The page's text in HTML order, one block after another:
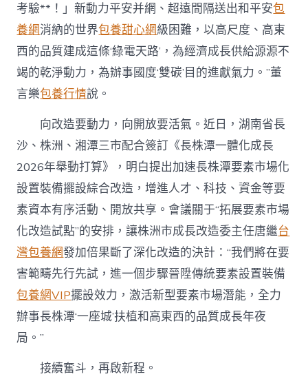
考驗**！」新動力平安并網、超遠間隔送出和平安包
養網消納的世界包養甜心網級困難，以高尺度、高東
西的品質建成這條‘綠電天路’，為經濟成長供給源源不
竭的乾淨動力，為辦事國度‘雙碳’目的進獻氣力。”董
言樂包養行情說。
向改造要動力，向開放要活氣。近日，湖南省長
沙、株洲、湘潭三市配合簽訂《長株潭一體化成長
2026年舉動打算》，明白提出加速長株潭要素市場化
設置裝備擺設綜合改造，增進人才、科技、資金等要
素資本有序活動、開放共享。會議關于“拓展要素市場
化改造試點”的安排，讓株洲市成長改造委主任唐繼台
灣包養網發加倍果斷了深化改造的決計：“我們將在要
害範疇先行先試，進一個步驟晉陞傳統要素設置裝備
包養網VIP擺設效力，激活新型要素市場潛能，全力
辦事長株潭‘一座城’扶植和高東西的品質成長年夜
局。”
接續奮斗，再啟新程。